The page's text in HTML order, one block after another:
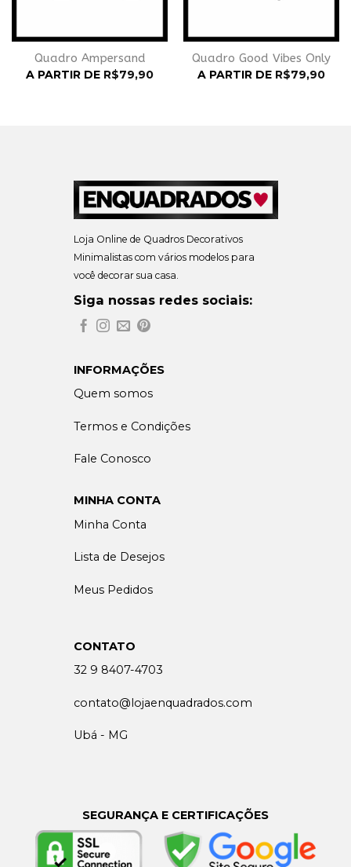
Quadro Ampersand
A PARTIR DE R$79,90
Quadro Good Vibes Only
A PARTIR DE R$79,90
Loja Online de Quadros Decorativos
Minimalistas com vários modelos para
você decorar sua casa.
Siga nossas redes sociais:
INFORMAÇÕES
Quem somos
Termos e Condições
Fale Conosco
MINHA CONTA
Minha Conta
Lista de Desejos
Meus Pedidos
CONTATO
32 9 8407-4703
contato@lojaenquadrados.com
Ubá - MG
SEGURANÇA E CERTIFICAÇÕES